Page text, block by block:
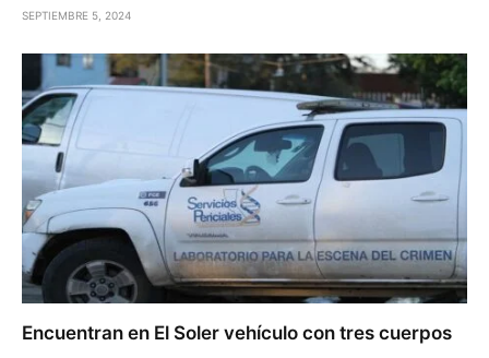
SEPTIEMBRE 5, 2024
Encuentran en El Soler vehículo con tres cuerpos